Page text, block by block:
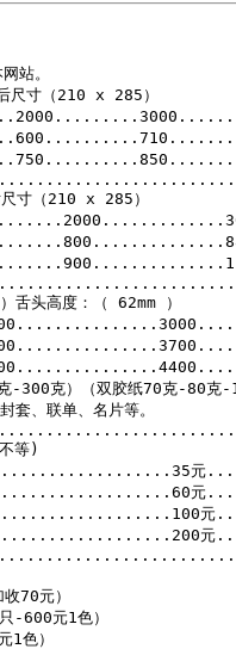
站。
尺寸（210 x 285）
尺寸（210 x 285）
舌头高度：（ 62mm ）
-300克）（双胶纸70克-80克-
套、联单、名片等。
等)
元
元
元
元
70元）
-600元1色）
1色）